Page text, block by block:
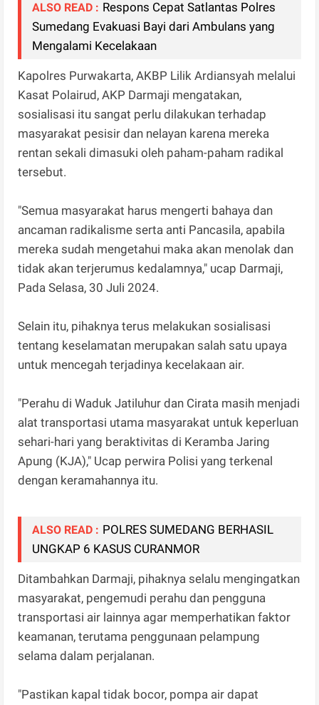
ALSO READ : Respons Cepat Satlantas Polres
Sumedang Evakuasi Bayi dari Ambulans yang
Mengalami Kecelakaan
Kapolres Purwakarta, AKBP Lilik Ardiansyah melalui
Kasat Polairud, AKP Darmaji mengatakan,
sosialisasi itu sangat perlu dilakukan terhadap
masyarakat pesisir dan nelayan karena mereka
rentan sekali dimasuki oleh paham-paham radikal
tersebut.
"Semua masyarakat harus mengerti bahaya dan
ancaman radikalisme serta anti Pancasila, apabila
mereka sudah mengetahui maka akan menolak dan
tidak akan terjerumus kedalamnya," ucap Darmaji,
Pada Selasa, 30 Juli 2024.
Selain itu, pihaknya terus melakukan sosialisasi
tentang keselamatan merupakan salah satu upaya
untuk mencegah terjadinya kecelakaan air.
"Perahu di Waduk Jatiluhur dan Cirata masih menjadi
alat transportasi utama masyarakat untuk keperluan
sehari-hari yang beraktivitas di Keramba Jaring
Apung (KJA)," Ucap perwira Polisi yang terkenal
dengan keramahannya itu.
ALSO READ : POLRES SUMEDANG BERHASIL
UNGKAP 6 KASUS CURANMOR
Ditambahkan Darmaji, pihaknya selalu mengingatkan
masyarakat, pengemudi perahu dan pengguna
transportasi air lainnya agar memperhatikan faktor
keamanan, terutama penggunaan pelampung
selama dalam perjalanan.
"Pastikan kapal tidak bocor, pompa air dapat